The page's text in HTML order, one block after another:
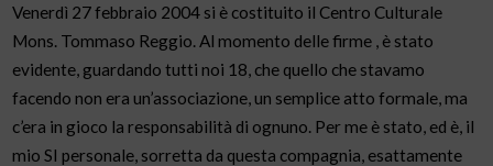
Venerdì 27 febbraio 2004 si è costituito il Centro Culturale
Mons. Tommaso Reggio. Al momento delle firme , è stato
evidente, guardando tutti noi 18, che quello che stavamo
facendo non era un’associazione, un semplice atto formale, ma
c’era in gioco la responsabilità di ognuno. Per me è stato, ed è, il
mio SI personale, sorretta da questa compagnia, esattamente